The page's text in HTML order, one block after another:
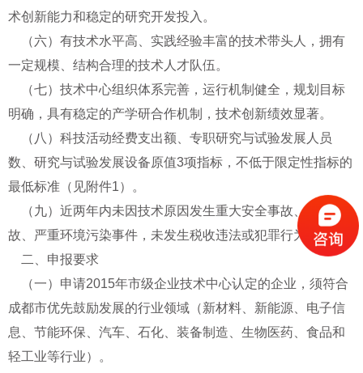
术创新能力和稳定的研究开发投入。
（六）有技术水平高、实践经验丰富的技术带头人，拥有
一定规模、结构合理的技术人才队伍。
（七）技术中心组织体系完善，运行机制健全，规划目标
明确，具有稳定的产学研合作机制，技术创新绩效显著。
（八）科技活动经费支出额、专职研究与试验发展人员
数、研究与试验发展设备原值3项指标，不低于限定性指标的
最低标准（见附件1）。
（九）近两年内未因技术原因发生重大安全事故、质量事
故、严重环境污染事件，未发生税收违法或犯罪行为。
二、申报要求
（一）申请2015年市级企业技术中心认定的企业，须符合
成都市优先鼓励发展的行业领域（新材料、新能源、电子信
息、节能环保、汽车、石化、装备制造、生物医药、食品和
轻工业等行业）。